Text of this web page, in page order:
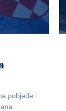
pobjede i